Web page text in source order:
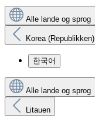
Alle lande og sprog
Korea (Republikken)
한국어
Alle lande og sprog
Litauen